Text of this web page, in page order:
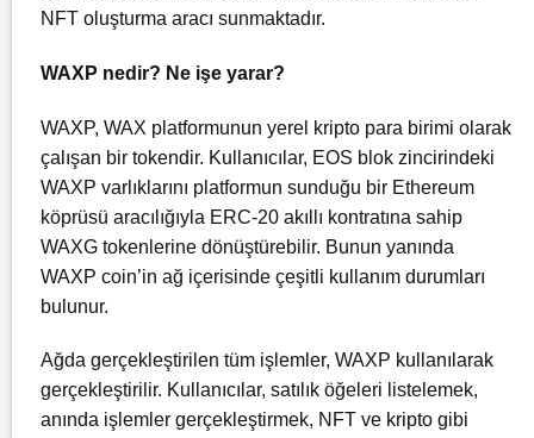
NFT oluşturma aracı sunmaktadır.
WAXP nedir? Ne işe yarar?
WAXP, WAX platformunun yerel kripto para birimi olarak
çalışan bir tokendir. Kullanıcılar, EOS blok zincirindeki
WAXP varlıklarını platformun sunduğu bir Ethereum
köprüsü aracılığıyla ERC-20 akıllı kontratına sahip
WAXG tokenlerine dönüştürebilir. Bunun yanında
WAXP coin’in ağ içerisinde çeşitli kullanım durumları
bulunur.
Ağda gerçekleştirilen tüm işlemler, WAXP kullanılarak
gerçekleştirilir. Kullanıcılar, satılık öğeleri listelemek,
anında işlemler gerçekleştirmek, NFT ve kripto gibi